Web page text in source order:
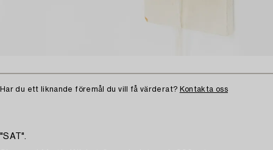
Har du ett liknande föremål du vill få värderat? Kontakta oss
"SAT".